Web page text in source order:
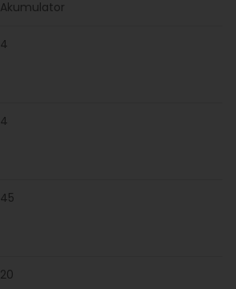
Akumulator
4
4
45
20